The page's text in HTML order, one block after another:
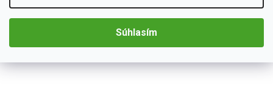
Súhlasím